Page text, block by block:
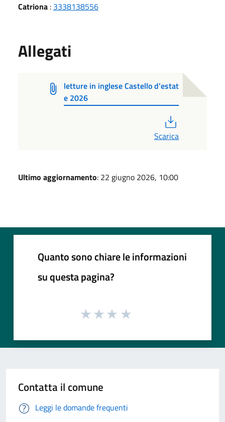
Catriona : 3338138556
Allegati
letture in inglese Castello d'estat
e 2026
Scarica
Ultimo aggiornamento: 22 giugno 2026, 10:00
Quanto sono chiare le informazioni
su questa pagina?
Contatta il comune
Leggi le domande frequenti